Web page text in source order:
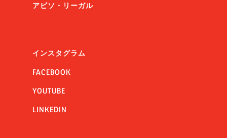
アビソ・リーガル
インスタグラム
FACEBOOK
YOUTUBE
LINKEDIN